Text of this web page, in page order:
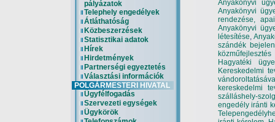
pályázatok
Telephely engedélyek
Átláthatóság
Közbeszerzések
Statisztikai adatok
Hírek
Hirdetmények
Partnerségi egyeztetés
Választási információk
POLGÁRMESTERI HIVATAL
Ügyfélfogadás
Szervezeti egységek
Ügykörök
Anyakönyvi
Anyakönyvi
rendezése,
Anyakönyvi
létesítése,
szándék
Hagyatéki
Kereskedelmi
kereskedelmi
szálláshely-
engedély iránti